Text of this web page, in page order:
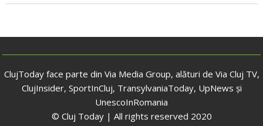
ClujToday face parte din Via Media Group, alături de Via Cluj TV,
ClujInsider, SportInCluj, TransylvaniaToday, UpNews și
UnescoInRomania
© Cluj Today | All rights reserved 2020